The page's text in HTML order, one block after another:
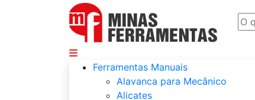
Ferramentas Manuais
Alavanca para Mecânico
Alicates